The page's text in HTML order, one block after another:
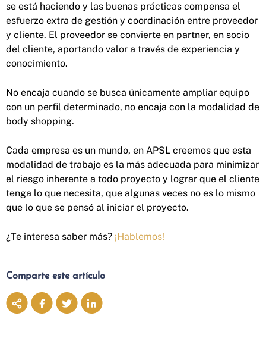
se está haciendo y las buenas prácticas compensa el
esfuerzo extra de gestión y coordinación entre proveedor
y cliente. El proveedor se convierte en partner, en socio
del cliente, aportando valor a través de experiencia y
conocimiento.
No encaja cuando se busca únicamente ampliar equipo
con un perfil determinado, no encaja con la modalidad de
body shopping.
Cada empresa es un mundo, en APSL creemos que esta
modalidad de trabajo es la más adecuada para minimizar
el riesgo inherente a todo proyecto y lograr que el cliente
tenga lo que necesita, que algunas veces no es lo mismo
que lo que se pensó al iniciar el proyecto.
¿Te interesa saber más? ¡Hablemos!
Comparte este artículo